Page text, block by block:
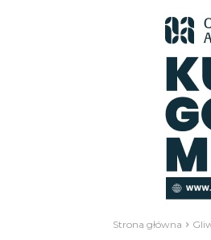
Strona główna